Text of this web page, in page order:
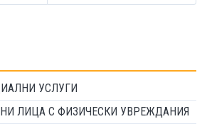
УСЛУГИ
ЛИЦА С ФИЗИЧЕСКИ УВРЕЖДАНИЯ